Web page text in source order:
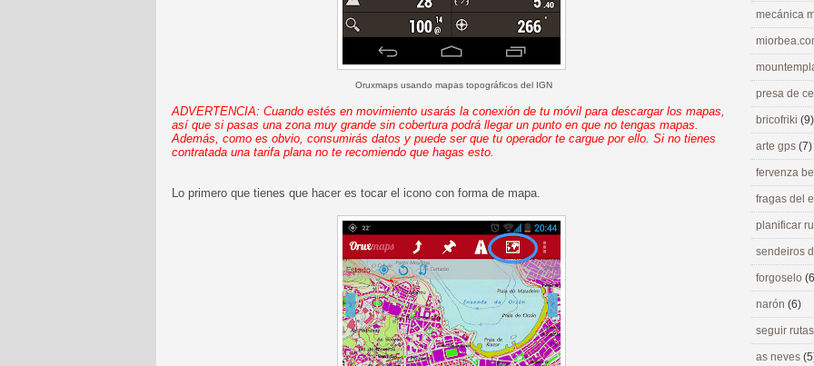
Oruxmaps usando mapas topográficos del IGN
ADVERTENCIA: Cuando estés en movimiento usarás la conexión de tu móvil para descargar los mapas,
así que si pasas una zona muy grande sin cobertura podrá llegar un punto en que no tengas mapas.
Además, como es obvio, consumirás datos y puede ser que tu operador te cargue por ello. Si no tienes
contratada una tarifa plana no te recomiendo que hagas esto.
Lo primero que tienes que hacer es tocar el icono con forma de mapa.
mecánica
presa de
bricofriki (9)
arte gps (7)
fervenza
fragas del
planificar
sendeiros
forgoselo
narón (6)
seguir
as neves